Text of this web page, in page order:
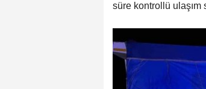
süre kontrollü ulaşım